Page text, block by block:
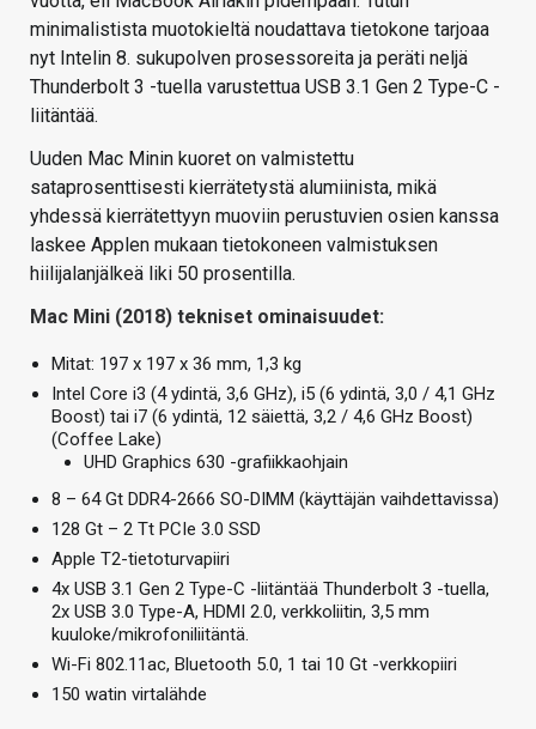
minimalistista muotokieltä noudattava tietokone tarjoaa
nyt Intelin 8. sukupolven prosessoreita ja peräti neljä
Thunderbolt 3 -tuella varustettua USB 3.1 Gen 2 Type-C -
liitäntää.
Uuden Mac Minin kuoret on valmistettu
sataprosenttisesti kierrätetystä alumiinista, mikä
yhdessä kierrätettyyn muoviin perustuvien osien kanssa
laskee Applen mukaan tietokoneen valmistuksen
hiilijalanjälkeä liki 50 prosentilla.
Mac Mini (2018) tekniset ominaisuudet:
Mitat: 197 x 197 x 36 mm, 1,3 kg
Intel Core i3 (4 ydintä, 3,6 GHz), i5 (6 ydintä, 3,0 / 4,1 GHz
Boost) tai i7 (6 ydintä, 12 säiettä, 3,2 / 4,6 GHz Boost)
(Coffee Lake)
UHD Graphics 630 -grafiikkaohjain
8 – 64 Gt DDR4-2666 SO-DIMM (käyttäjän vaihdettavissa)
128 Gt – 2 Tt PCIe 3.0 SSD
Apple T2-tietoturvapiiri
4x USB 3.1 Gen 2 Type-C -liitäntää Thunderbolt 3 -tuella,
2x USB 3.0 Type-A, HDMI 2.0, verkkoliitin, 3,5 mm
kuuloke/mikrofoniliitäntä.
Wi-Fi 802.11ac, Bluetooth 5.0, 1 tai 10 Gt -verkkopiiri
150 watin virtalähde